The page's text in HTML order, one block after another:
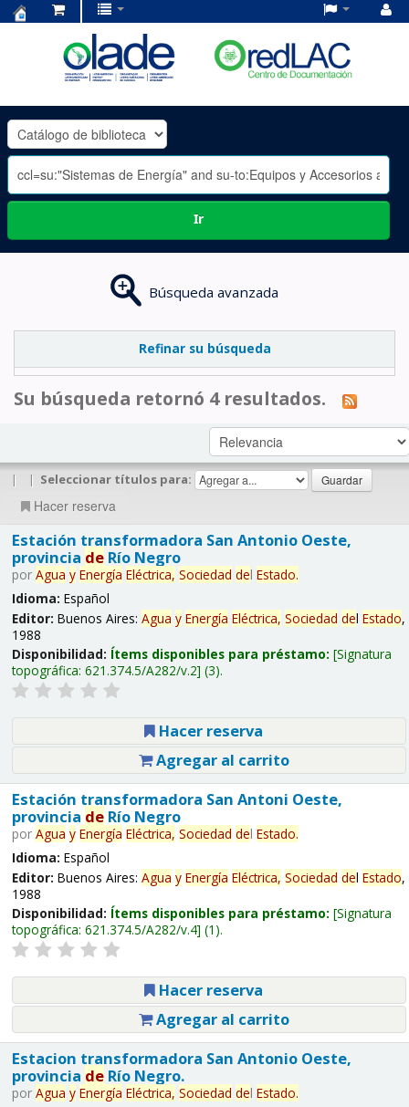
OLADE
-
Ir
Búsqueda avanzada
Refinar su búsqueda
Su búsqueda retornó 4 resultados.
| | Seleccionar títulos para:
Hacer reserva
Estación transformadora San Antonio Oeste,
provincia deRío Negro
por Agua y Energía Eléctrica, Sociedad del Estado.
Idioma: Español
Editor: Buenos Aires: Agua y Energía Eléctrica, Sociedad del Estado,
1988
Disponibilidad: Ítems disponibles para préstamo: Signatura
topográfica: 621.374.5/A282/v.2 (3).
Hacer reserva
Agregar al carrito
Estación transformadora San Antoni Oeste,
provincia deRío Negro
por Agua y Energía Eléctrica, Sociedad del Estado.
Idioma: Español
Editor: Buenos Aires: Agua y Energía Eléctrica, Sociedad del Estado,
1988
Disponibilidad: Ítems disponibles para préstamo: Signatura
topográfica: 621.374.5/A282/v.4 (1).
Hacer reserva
Agregar al carrito
Estacion transformadora San Antonio Oeste,
provincia deRío Negro.
por Agua y Energía Eléctrica, Sociedad del Estado.